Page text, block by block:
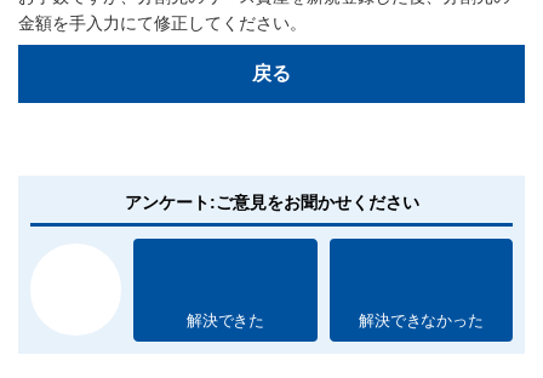
金額を手入力にて修正してください。
戻る
アンケート:ご意見をお聞かせください
解決できた 解決できなかった